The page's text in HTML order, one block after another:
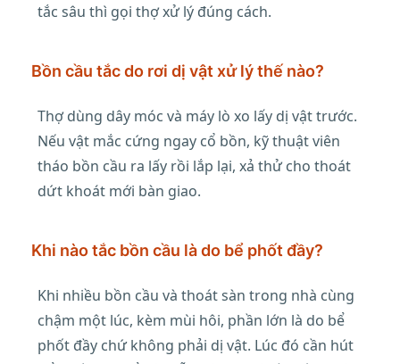
tắc sâu thì gọi thợ xử lý đúng cách.
Bồn cầu tắc do rơi dị vật xử lý thế nào?
Thợ dùng dây móc và máy lò xo lấy dị vật trước.
Nếu vật mắc cứng ngay cổ bồn, kỹ thuật viên
tháo bồn cầu ra lấy rồi lắp lại, xả thử cho thoát
dứt khoát mới bàn giao.
Khi nào tắc bồn cầu là do bể phốt đầy?
Khi nhiều bồn cầu và thoát sàn trong nhà cùng
chậm một lúc, kèm mùi hôi, phần lớn là do bể
phốt đầy chứ không phải dị vật. Lúc đó cần hút